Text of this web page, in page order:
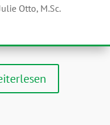
Otto, M.Sc.